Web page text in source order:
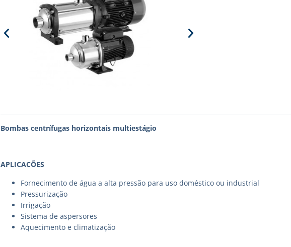
Bombas centrífugas horizontais multiestágio
APLICACÕES
Fornecimento de água a alta pressão para uso doméstico ou industrial
Pressurização
Irrigação
Sistema de aspersores
Aquecimento e climatização